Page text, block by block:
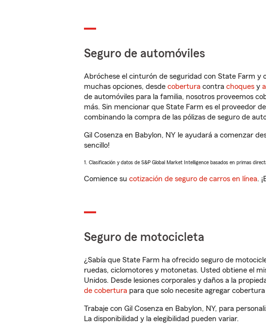
Seguro de automóviles
Abróchese el cinturón de seguridad con State Farm y
muchas opciones, desde cobertura contra choques y
de automóviles para la familia, nosotros proveemos
más. Sin mencionar que State Farm es el proveedor
combinando la compra de las pólizas de seguro de
Gil Cosenza en Babylon, NY le ayudará a comenzar
sencillo!
1. Clasificación y datos de S&P Global Market Intelligence basados en primas
Comience su cotización de seguro de carros en línea.
Seguro de motocicleta
¿Sabía que State Farm ha ofrecido seguro de
ruedas, ciclomotores y motonetas. Usted obtiene el
Unidos. Desde lesiones corporales y daños a la
de cobertura para que solo necesite agregar
Trabaje con Gil Cosenza en Babylon, NY, para
La disponibilidad y la elegibilidad pueden variar.